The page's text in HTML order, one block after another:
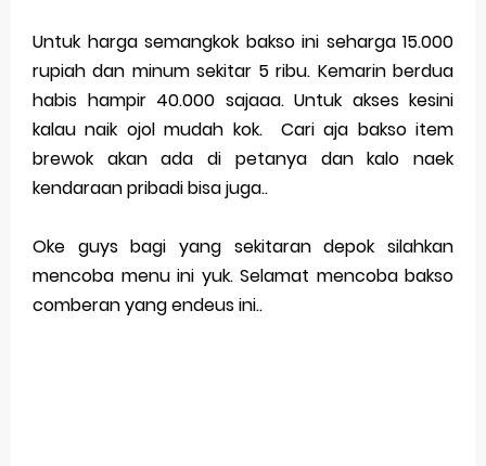
Untuk harga semangkok bakso ini seharga 15.000
rupiah dan minum sekitar 5 ribu. Kemarin berdua
habis hampir 40.000 sajaaa. Untuk akses kesini
kalau naik ojol mudah kok. Cari aja bakso item
brewok akan ada di petanya dan kalo naek
kendaraan pribadi bisa juga..
Oke guys bagi yang sekitaran depok silahkan
mencoba menu ini yuk. Selamat mencoba bakso
comberan yang endeus ini..